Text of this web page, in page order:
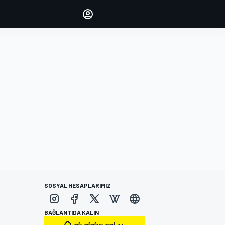
SOSYAL HESAPLARIMIZ
BAĞLANTIDA KALIN